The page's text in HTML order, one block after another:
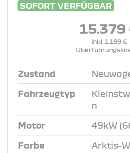
SOFORT VERFÜGBAR
15.379
inkl. 1.199 €
Zustand
Fahrzeugtyp
n
Motor 49kW
Farbe Arktis-